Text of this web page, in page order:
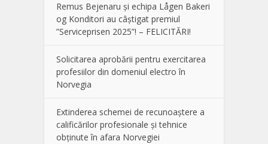
Remus Bejenaru și echipa Lågen Bakeri
og Konditori au câștigat premiul
”Serviceprisen 2025”! – FELICITĂRI!
Solicitarea aprobării pentru exercitarea
profesiilor din domeniul electro în
Norvegia
Extinderea schemei de recunoaștere a
calificărilor profesionale și tehnice
obținute în afara Norvegiei